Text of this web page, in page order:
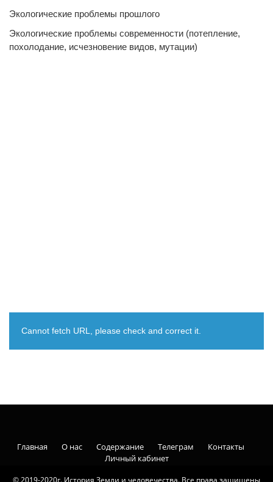
Экологические проблемы прошлого
Экологические проблемы современности (потепление,
похолодание, исчезновение видов, мутации)
Cannot fetch URL, please check and correct it.
Главная О нас Содержание Телеграм
Контакты
Личный кабинет